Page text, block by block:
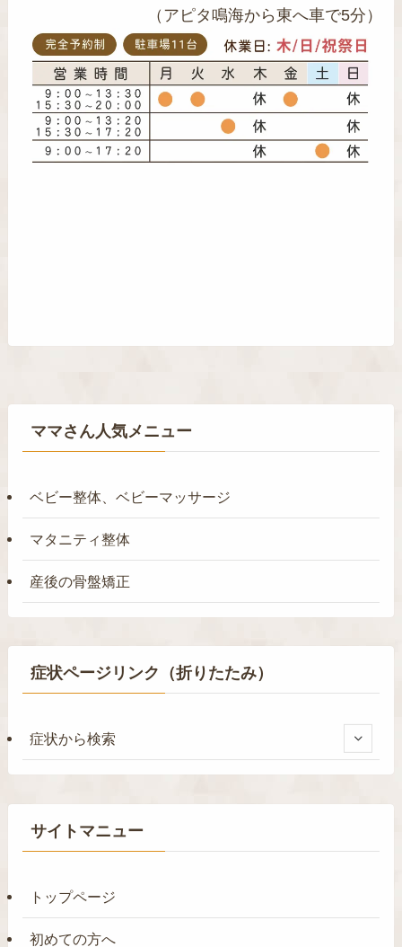
（アピタ鳴海から東へ車で5分）
ママさん人気メニュー
ベビー整体、ベビーマッサージ
マタニティ整体
産後の骨盤矯正
症状ページリンク（折りたたみ）
症状から検索
サイトマニュー
トップページ
初めての方へ